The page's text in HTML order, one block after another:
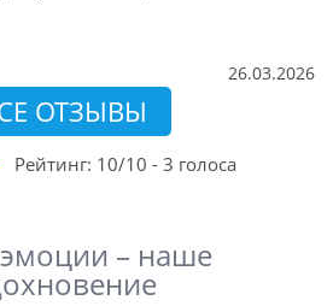
26.03.2026
ОТЗЫВЫ
Рейтинг: 10/10 - 3 голоса
– наше